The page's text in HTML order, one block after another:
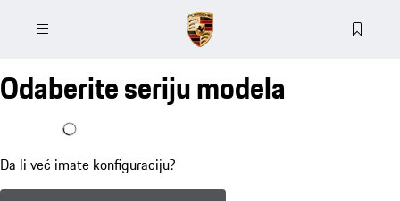
Odaberite seriju modela
Već imam konfiguraciju
Da li već imate konfiguraciju?